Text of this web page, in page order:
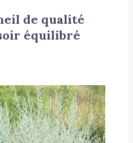
de qualité
équilibré